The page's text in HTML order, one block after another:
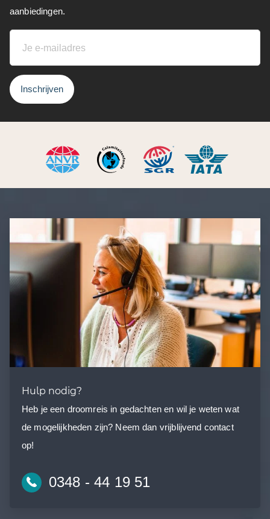
aanbiedingen.
Inschrijven
Hulp nodig?
Heb je een droomreis in gedachten en wil je weten wat
de mogelijkheden zijn? Neem dan vrijblijvend contact
op!
0348 - 44 19 51